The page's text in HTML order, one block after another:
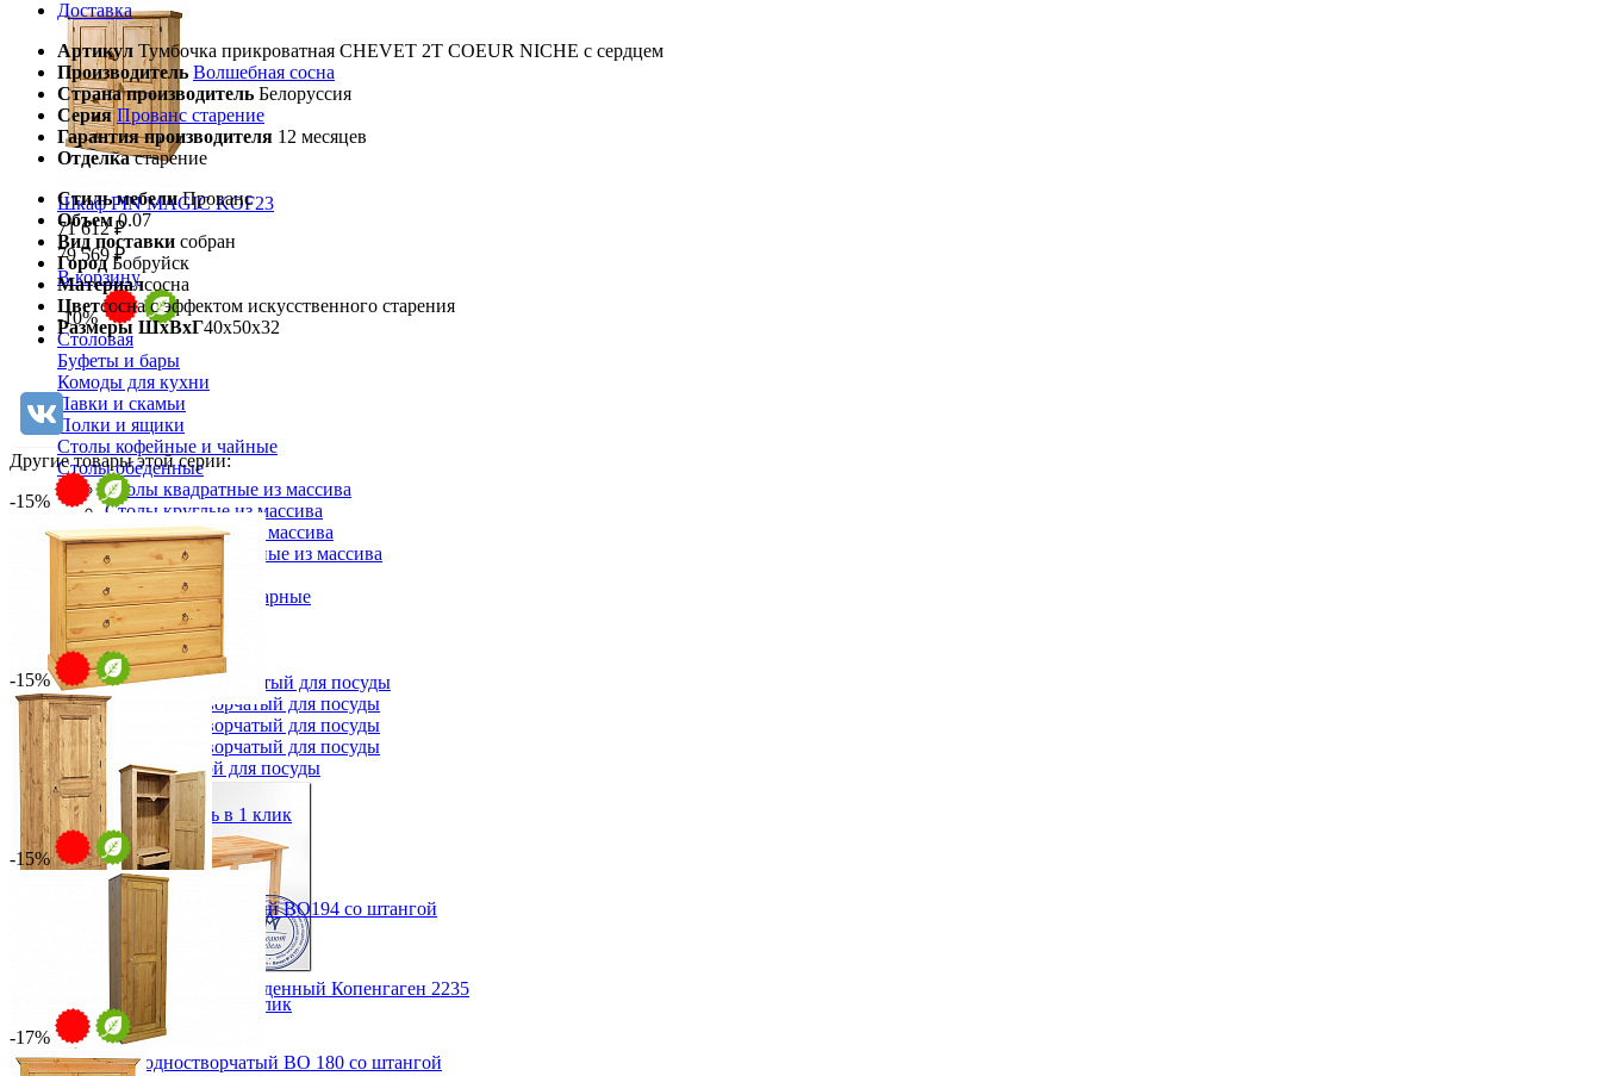
Шкаф PIN MAGIC KOF23
71 612 ₽
79 569 ₽
В корзину
-10%
Столовая
Буфеты и бары
Комоды для кухни
Лавки и скамьи
Полки и ящики
Столы кофейные и чайные
Столы обеденные
Столы квадратные из массива
Столы круглые из массива
Столы овальные из массива
Столы прямоугольные из массива
Стулья
Стулья барные и столы барные
Сундуки
Табуреты
Шкафы для посуды
Шкаф 1-но створчатый для посуды
Шкаф 2-х створчатый для посуды
Шкаф 3-х створчатый для посуды
Шкаф 4-х створчатый для посуды
Шкаф угловой для посуды
Стол прямоугольный обеденный Копенгаген 2235
36 652 ₽
В корзину
Доставка
Артикул Тумбочка прикроватная CHEVET 2T COEUR NICHE с сердцем
Производитель Волшебная сосна
Страна производитель Белоруссия
Серия Прованс старение
Гарантия производителя 12 месяцев
Отделка старение
Стиль мебели Прованс
Объем 0.07
Вид поставки собран
Город Бобруйск
Материалсосна
Цветсосна с эффектом искусственного старения
Размеры ШхВхГ40х50х32
Другие товары этой серии:
-15%
Комод Аризона-2
от 49 904 ₽
от 58 710 ₽
120х100х48 см
В корзину Быстро купить в 1 клик
-15%
Шкаф для белья одностворчатый ВО194 со штангой
В корзину
Быстро купить в 1 клик
-15%
Шкаф для белья одностворчатый ВО 180 со штангой
-17%